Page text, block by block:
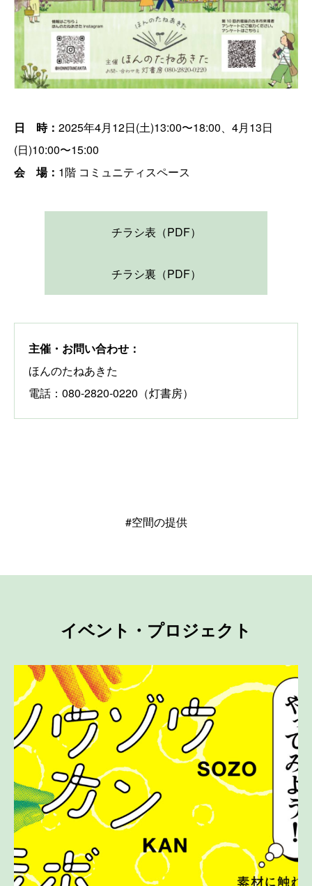
日 時： 2025年4月12日(土)13:00〜18:00、4月13日
(日)10:00〜15:00
会 場： 1階 コミュニティスペース
チラシ表（PDF）
チラシ裏（PDF）
主催・お問い合わせ：
ほんのたねあきた
電話：080-2820-0220（灯書房）
#空間の提供
イベント・プロジェクト